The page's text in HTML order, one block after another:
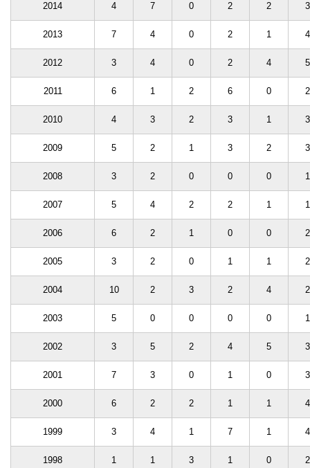
2014 4 7 0 2 2 3
2013 7 4 0 2 1 4
2012 3 4 0 2 4 5
2011 6 1 2 6 0 2
2010 4 3 2 3 1 3
2009 5 2 1 3 2 3
2008 3 2 0 0 0 1
2007 5 4 2 2 1 1
2006 6 2 1 0 0 2
2005 3 2 0 1 1 2
2004 10 2 3 2 4 2
2003 5 0 0 0 0 1
2002 3 5 2 4 5 3
2001 7 3 0 1 0 3
2000 6 2 2 1 1 4
1999 3 4 1 7 1 4
1998 1 1 3 1 0 2